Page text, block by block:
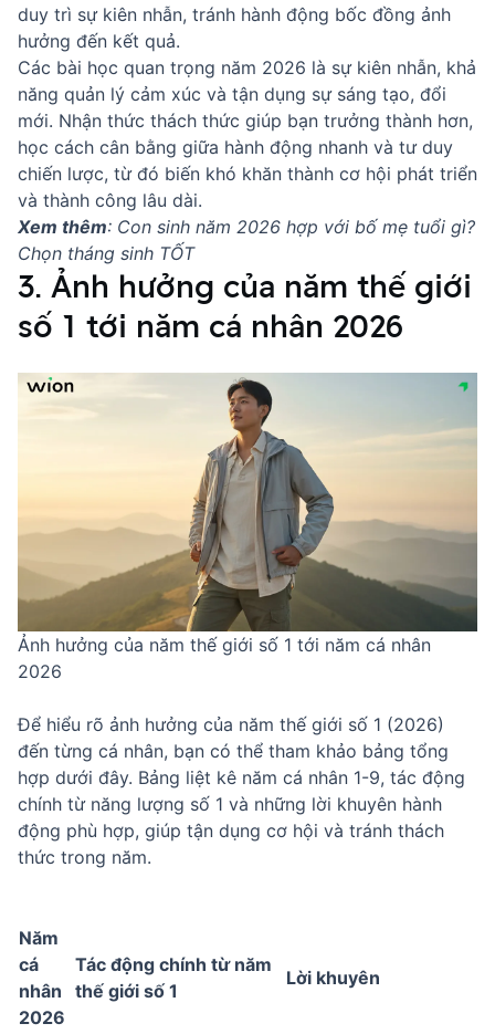
duy trì sự kiên nhẫn, tránh hành động bốc đồng ảnh
hưởng đến kết quả.
Các bài học quan trọng năm 2026 là sự kiên nhẫn, khả
năng quản lý cảm xúc và tận dụng sự sáng tạo, đổi
mới. Nhận thức thách thức giúp bạn trưởng thành hơn,
học cách cân bằng giữa hành động nhanh và tư duy
chiến lược, từ đó biến khó khăn thành cơ hội phát triển
và thành công lâu dài.
Xem thêm: Con sinh năm 2026 hợp với bố mẹ tuổi gì?
Chọn tháng sinh TỐT
3. Ảnh hưởng của năm thế giới
số 1 tới năm cá nhân 2026
Ảnh hưởng của năm thế giới số 1 tới năm cá nhân
2026
Để hiểu rõ ảnh hưởng của năm thế giới số 1 (2026)
đến từng cá nhân, bạn có thể tham khảo bảng tổng
hợp dưới đây. Bảng liệt kê năm cá nhân 1-9, tác động
chính từ năng lượng số 1 và những lời khuyên hành
động phù hợp, giúp tận dụng cơ hội và tránh thách
thức trong năm.
Năm
cá
nhân
2026
Tác động chính từ năm
thế giới số 1
Lời khuyên